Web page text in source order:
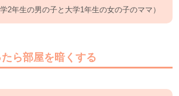
学2年生の男の子と大学1年生の女の子のママ）
ら部屋を暗くする